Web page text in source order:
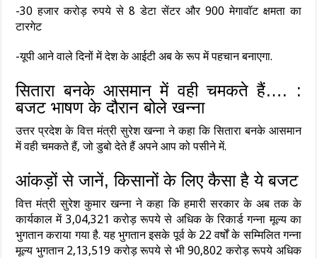
-30 हजार करोड़ रुपये से 8 डेटा सेंटर और 900 मेगावॉट क्षमता का
टारगेट
-यूपी आने वाले दिनों में देश के आईटी अब के रूप में पहचान बनाएगा.
सितारा बनके आसमान में वही चमकते हैं…. :
बजट भाषण के दौरान बोले खन्‍ना
उत्तर प्रदेश के वित्त मंत्री सुरेश खन्ना ने कहा कि सितारा बनके आसमान
में वही चमकते हैं, जो डुबो देते हैं अपने आप को पसीने में.
आंकड़ों से जानें, किसानों के लिए कैसा है ये बजट
वित्त मंत्री सुरेश कुमार खन्‍ना ने कहा कि हमारी सरकार के अब तक के
कार्यकाल में 3,04,321 करोड़ रूपये से अधिक के रिकार्ड गन्ना मूल्य का
भुगतान कराया गया है. यह भुगतान इसके पूर्व के 22 वर्षों के सम्मिलित गन्ना
मूल्य भुगतान 2,13,519 करोड़ रूपये से भी 90,802 करोड़ रूपये अधिक